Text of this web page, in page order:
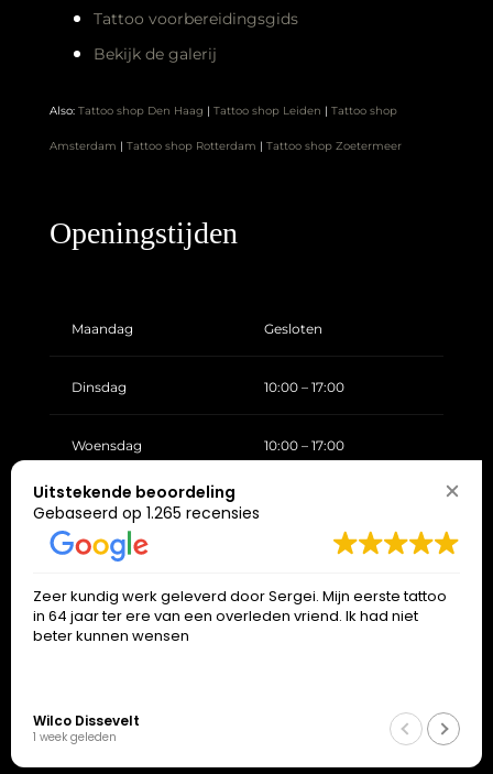
Tattoo voorbereidingsgids
Bekijk de galerij
Also: Tattoo shop Den Haag | Tattoo shop Leiden | Tattoo shop
Amsterdam | Tattoo shop Rotterdam | Tattoo shop Zoetermeer
Openingstijden
Maandag Gesloten
Dinsdag 10:00 – 17:00
Woensdag 10:00 – 17:00
Donderdag
Vrijdag
Zaterdag 10:00 – 17:00
Uitstekende beoordeling
Gebaseerd op 1.265 recensies
Zeer kundig werk geleverd door Sergei. Mijn eerste tattoo
in 64 jaar ter ere van een overleden vriend. Ik had niet
beter kunnen wensen
Wilco Dissevelt
1 week geleden